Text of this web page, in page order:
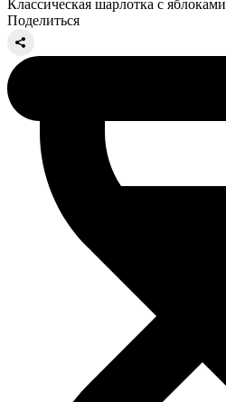
Классическая шарлотка с яблоками
Поделиться